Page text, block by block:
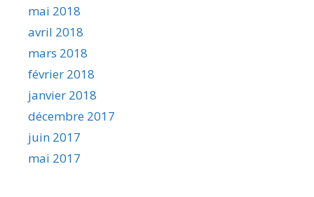
mai 2018
avril 2018
mars 2018
février 2018
janvier 2018
décembre 2017
juin 2017
mai 2017